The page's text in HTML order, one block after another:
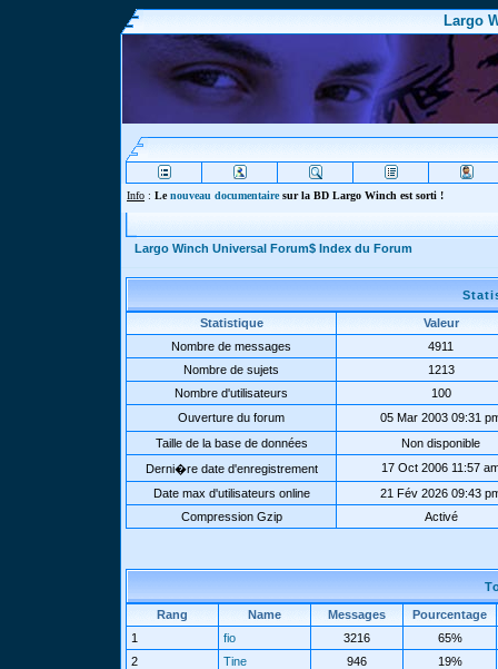
Largo
Info : Lenouveau documentairesur la BD Largo Winch est sorti !
Largo Winch Universal Forum$ Index du Forum
Statistique
Valeur
Nombre de messages
4911
Nombre de sujets
1213
Nombre d'utilisateurs
100
Ouverture du forum
05 Mar 2003 09:31
Taille de la base de données
Non disponible
Derni�re date d'enregistrement
17 Oct 2006 11:57
Date max d'utilisateurs online
21 Fév 2026 09:43
Compression Gzip
Activé
Rang Name Messages
Pourcentage
1
fio 3216
65%
2
Tine 946
19%